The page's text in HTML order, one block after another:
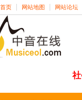
页 网站地图 网站论坛